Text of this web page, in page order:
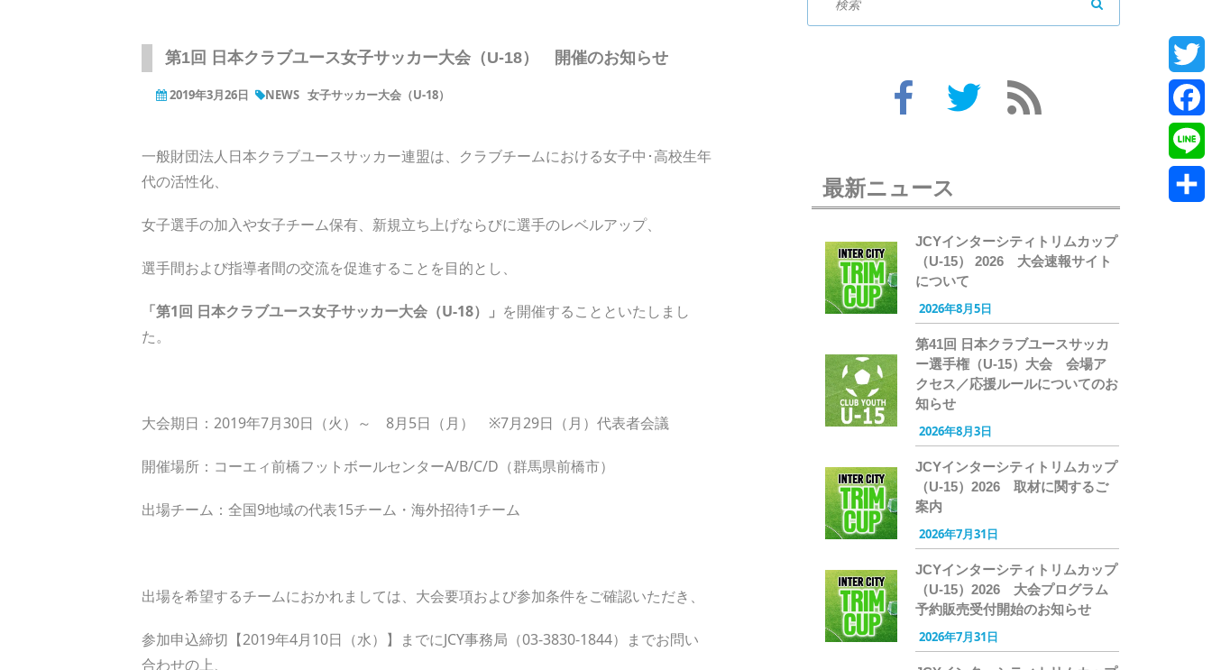
第1回 日本クラブユース女子サッカー大会（U-18） 開催のお知らせ
2019年3月26日 NEWS 女子サッカー大会（U-18）
一般財団法人日本クラブユースサッカー連盟は、クラブチームにおける女子中･高校生年
代の活性化、
女子選手の加入や女子チーム保有、新規立ち上げならびに選手のレベルアップ、
選手間および指導者間の交流を促進することを目的とし、
「第1回 日本クラブユース女子サッカー大会（U-18）」 を開催することといたしまし
た。
大会期日：2019年7月30日（火）～ 8月5日（月） ※7月29日（月）代表者会議
開催場所：コーエィ前橋フットボールセンターA/B/C/D（群馬県前橋市）
出場チーム：全国9地域の代表15チーム・海外招待1チーム
出場を希望するチームにおかれましては、大会要項および参加条件をご確認いただき、
参加申込締切【2019年4月10日（水）】までにJCY事務局（03-3830-1844）までお問い
合わせの上、
最新ニュース
JCYインターシティトリムカップ
（U-15） 2026 大会速報サイト
について
2026年8月5日
第41回 日本クラブユースサッカ
ー選手権（U-15）大会 会場ア
クセス／応援ルールについてのお
知らせ
2026年8月3日
JCYインターシティトリムカップ
（U-15）2026 取材に関するご
案内
2026年7月31日
JCYインターシティトリムカップ
（U-15）2026 大会プログラム
予約販売受付開始のお知らせ
2026年7月31日
Line